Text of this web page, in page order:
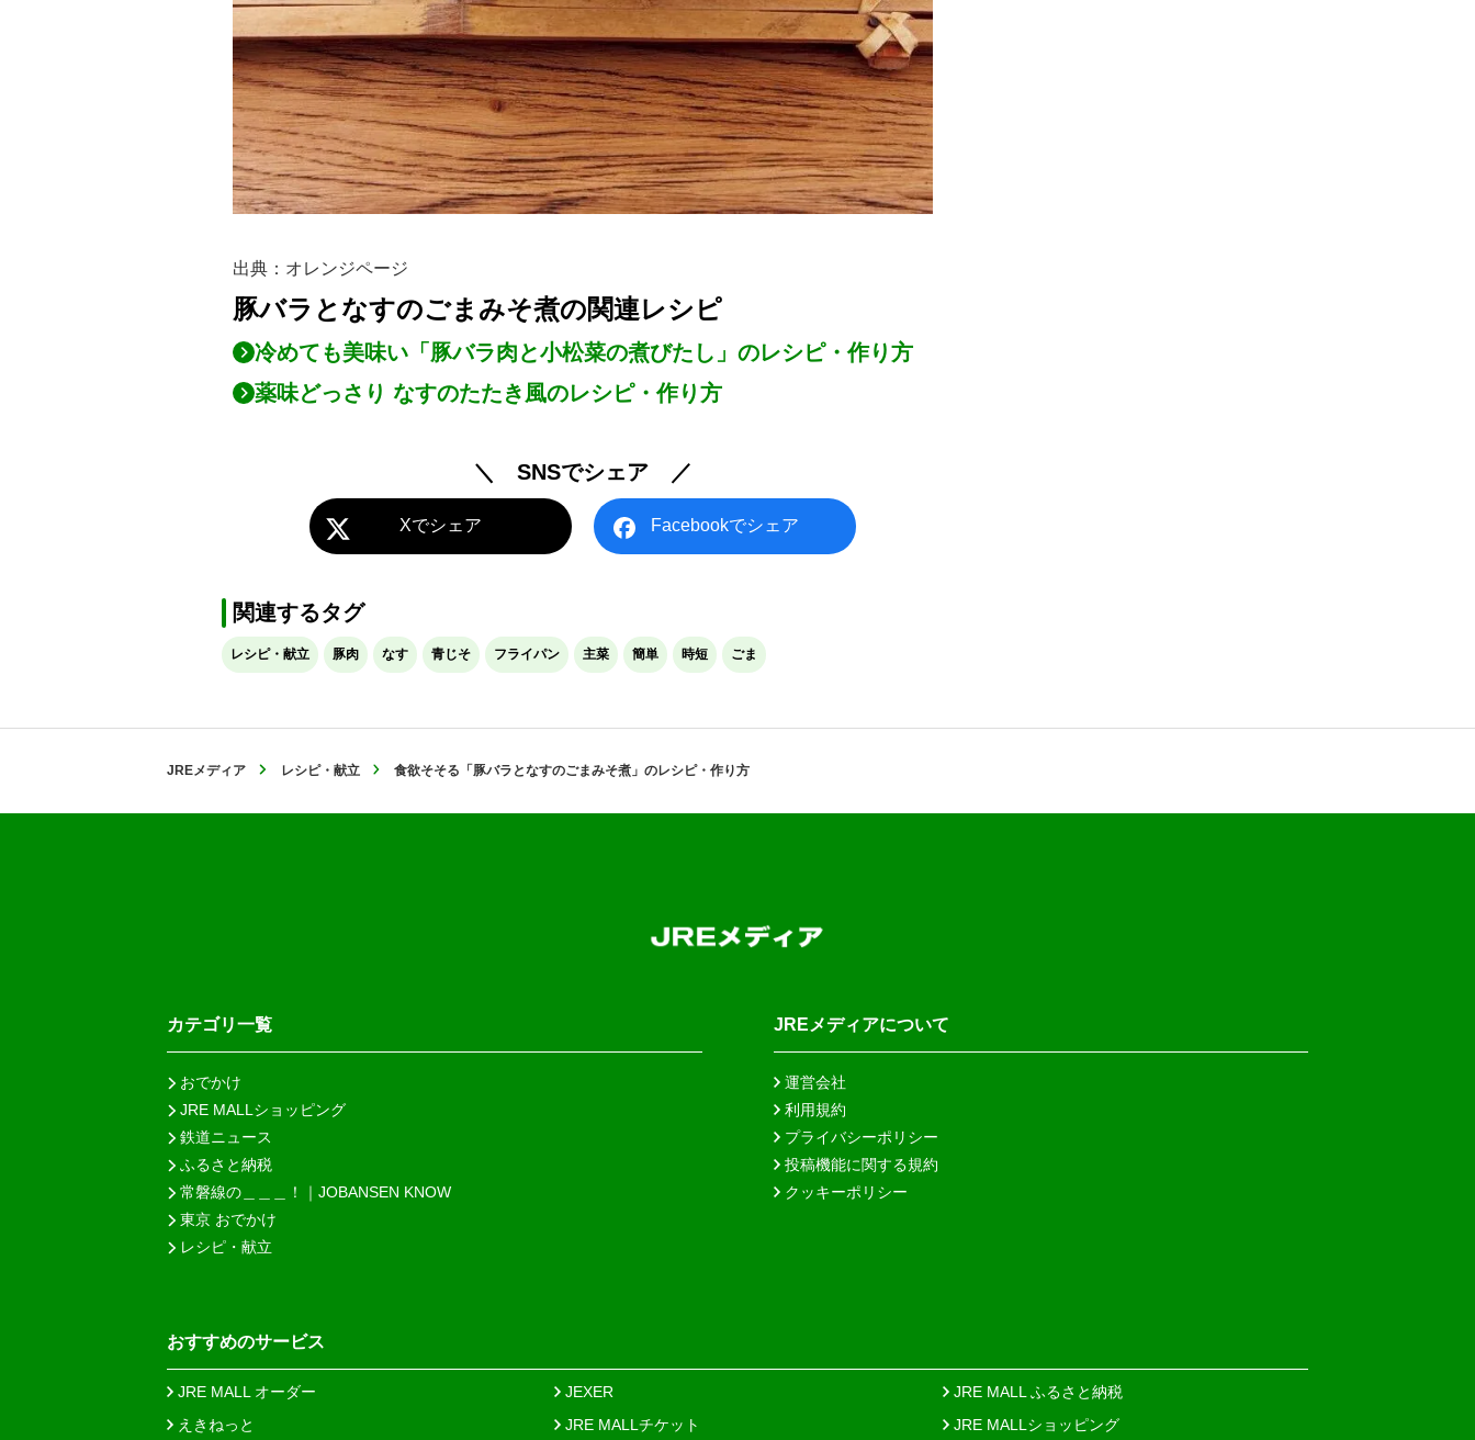
出典：オレンジページ
豚バラとなすのごまみそ煮の関連レシピ
冷めても美味い「豚バラ肉と小松菜の煮びたし」のレシピ・作り方
薬味どっさり なすのたたき風のレシピ・作り方
＼ SNSでシェア ／
Xでシェア Facebookでシェア
関連するタグ
レシピ・献立 豚肉 なす 青じそ フライパン 主菜 簡単 時短 ごま
JREメディア レシピ・献立 食欲そそる「豚バラとなすのごまみそ煮」のレシピ・作り方
カテゴリ一覧
おでかけ
JRE MALLショッピング
鉄道ニュース
ふるさと納税
常磐線の＿＿＿！｜JOBANSEN KNOW
東京 おでかけ
レシピ・献立
JREメディアについて
運営会社
利用規約
プライバシーポリシー
投稿機能に関する規約
クッキーポリシー
おすすめのサービス
JRE MALL オーダー JEXER
JRE MALL ふるさと納税
えきねっと
JRE MALLチケット JRE MALLショッピング